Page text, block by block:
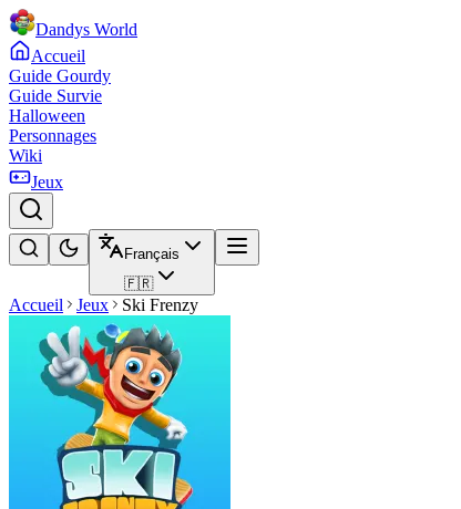
Dandys World
Accueil
Guide Gourdy
Guide Survie
Halloween
Personnages
Wiki
Jeux
Français
🇫🇷
Accueil Jeux Ski Frenzy